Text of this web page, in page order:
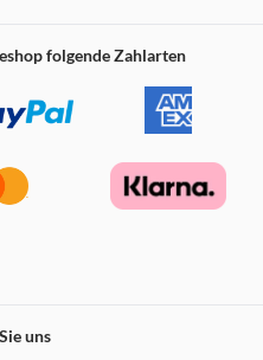
folgende Zahlarten
uns